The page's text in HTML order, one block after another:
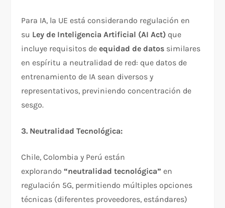
Para IA, la UE está considerando regulación en
su Ley de Inteligencia Artificial (AI Act) que
incluye requisitos deequidad de datos similares
en espíritu a neutralidad de red: que datos de
entrenamiento de IA sean diversos y
representativos, previniendo concentración de
sesgo.​
3. Neutralidad Tecnológica:
Chile, Colombia y Perú están
explorando“neutralidad tecnológica” en
regulación 5G, permitiendo múltiples opciones
técnicas (diferentes proveedores, estándares)